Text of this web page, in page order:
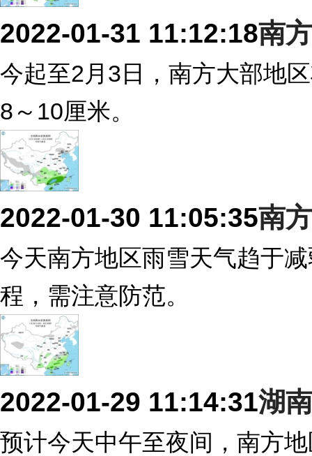
2022-01-31 11:12:18南
今起至2月3日，南方大部地
8～10厘米。
2022-01-30 11:05:35南
今天南方地区雨雪天气趋于
程，需注意防范。
2022-01-29 11:14:31湖
预计今天中午至夜间，南方